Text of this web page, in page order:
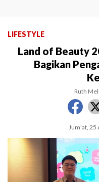
LIFESTYLE
Land of Beauty
Bagikan
Ruth
Jum'at, 25